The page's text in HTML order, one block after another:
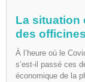
La situation
des officines
À l’heure où le
s’est-il passé ces
économique de la